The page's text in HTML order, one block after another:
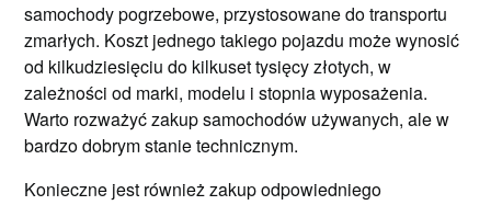
samochody pogrzebowe, przystosowane do transportu
zmarłych. Koszt jednego takiego pojazdu może wynosić
od kilkudziesięciu do kilkuset tysięcy złotych, w
zależności od marki, modelu i stopnia wyposażenia.
Warto rozważyć zakup samochodów używanych, ale w
bardzo dobrym stanie technicznym.
Konieczne jest również zakup odpowiedniego